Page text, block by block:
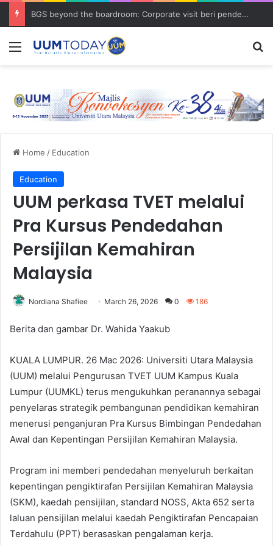
BGS beyond the boardroom: Corporate visit beri pendedahan dunia korporat kepada PELAJAR UUM
Menu
Home / Education
Education
UUM perkasa TVET melalui
Pra Kursus Pendedahan
Persijilan Kemahiran
Malaysia
Nordiana Shafiee March 26, 2026 0 186
Berita dan gambar Dr. Wahida Yaakub
KUALA LUMPUR. 26 Mac 2026: Universiti Utara Malaysia
(UUM) melalui Pengurusan TVET UUM Kampus Kuala
Lumpur (UUMKL) terus mengukuhkan peranannya sebagai
penyelaras strategik pembangunan pendidikan kemahiran
menerusi penganjuran Pra Kursus Bimbingan Pendedahan
Awal dan Kepentingan Persijilan Kemahiran Malaysia.
Program ini memberi pendedahan menyeluruh berkaitan
kepentingan pengiktirafan Persijilan Kemahiran Malaysia
(SKM), kaedah pensijilan, standard NOSS, Akta 652 serta
laluan pensijilan melalui kaedah Pengiktirafan Pencapaian
Terdahulu (PPT) berasaskan pengalaman kerja.